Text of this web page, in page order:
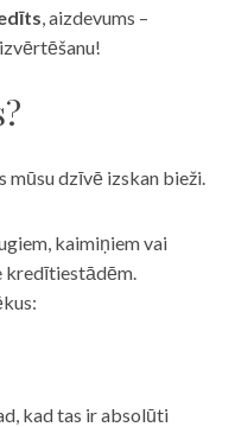
, aizdevums –
mūsu dzīvē izskan bieži.
kaimiņiem vai
kredītiestādēm.
kad tas ir absolūti